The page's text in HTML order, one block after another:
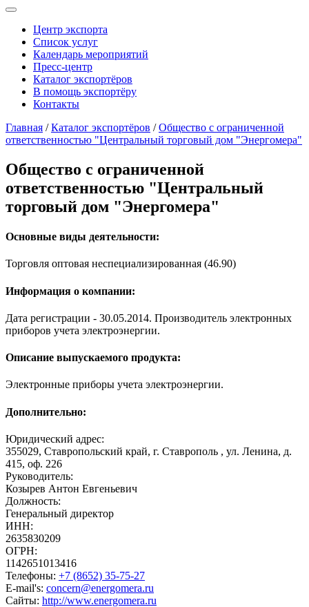
Центр экспорта
Список услуг
Календарь мероприятий
Пресс-центр
Каталог экспортёров
В помощь экспортёру
Контакты
Главная /Каталог экспортёров /Общество с ограниченной
ответственностью "Центральный торговый дом "Энергомера"
Общество с ограниченной
ответственностью "Центральный
торговый дом "Энергомера"
Основные виды деятельности:
Торговля оптовая неспециализированная (46.90)
Информация о компании:
Дата регистрации - 30.05.2014. Производитель электронных
приборов учета электроэнергии.
Описание выпускаемого продукта:
Электронные приборы учета электроэнергии.
Дополнительно:
Юридический адрес:
355029, Ставропольский край, г. Ставрополь , ул. Ленина, д.
415, оф. 226
Руководитель:
Козырев Антон Евгеньевич
Должность:
Генеральный директор
ИНН:
2635830209
ОГРН:
1142651013416
Телефоны: +7 (8652) 35-75-27
E-mail's: concern@energomera.ru
Сайты: http://www.energomera.ru